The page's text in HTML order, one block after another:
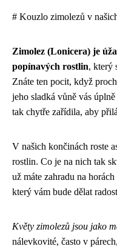
# Kouzlo zimolezů v
Zimolez (Lonicera) je
popínavých rostlin, který
Znáte ten pocit, když
jeho sladká vůně vás
tak chytře zařídila, aby
V našich končinách roste
rostlin. Co je na nich tak
už máte zahradu na
který vám bude dělat
Květy zimolezů jsou jako
nálevkovité, často v